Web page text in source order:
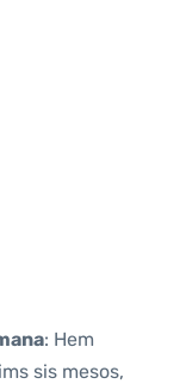
: Hem
sis mesos,